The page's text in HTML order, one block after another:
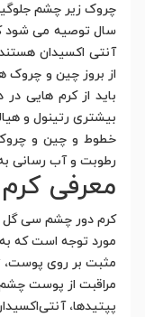
چروک زیر چشم
آنتی اکسیدان
از بروز چین و چروک
باید از کرم هایی
بیشتری رتینول و
خطوط و چین و
رطوبت و آب رسانی
معرفی
کرم دور چشم سی گل
مورد توجه است که
مثبت بر روی پوست،
مراقبت از پوست
پپتیدها،